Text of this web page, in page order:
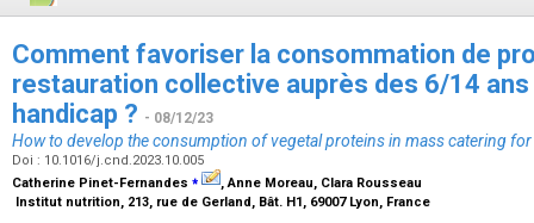
Comment favoriser la consommation de
restauration collective auprès des 6/14
handicap ? - 08/12/23
How to develop the consumption of vegetal proteins in mass catering
Doi : 10.1016/j.cnd.2023.10.005
Catherine Pinet-Fernandes ⁎
, Anne Moreau, Clara Rousseau
Institut nutrition, 213, rue de Gerland, Bât. H1, 69007 Lyon, France